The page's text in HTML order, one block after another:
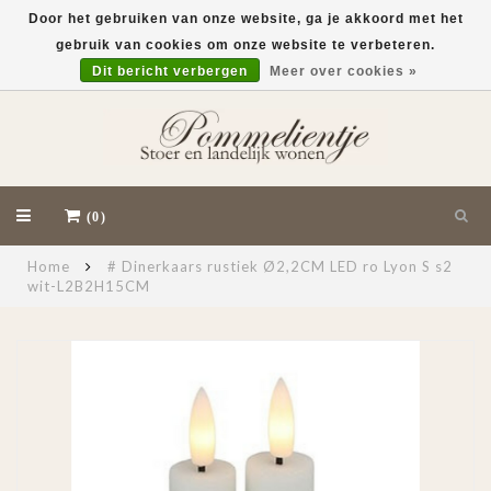
(0)
Home
# Dinerkaars rustiek Ø2,2CM LED ro Lyon S s2
wit-L2B2H15CM
Door het gebruiken van onze website, ga je akkoord met het
gebruik van cookies om onze website te verbeteren.
Dit bericht verbergen
Meer over cookies »